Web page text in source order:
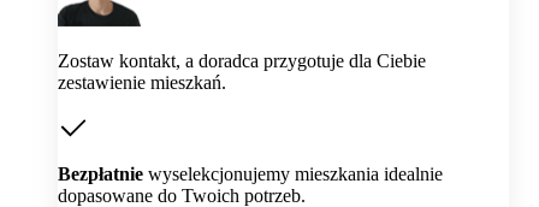
Zostaw kontakt, a doradca przygotuje dla Ciebie
zestawienie mieszkań.
Bezpłatnie wyselekcjonujemy mieszkania idealnie
dopasowane do Twoich potrzeb.